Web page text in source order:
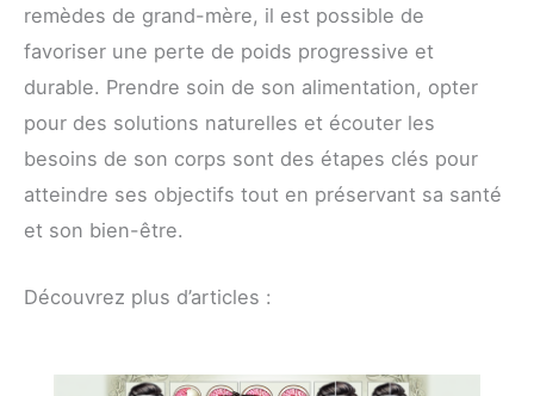
remèdes de grand-mère, il est possible de
favoriser une perte de poids progressive et
durable. Prendre soin de son alimentation, opter
pour des solutions naturelles et écouter les
besoins de son corps sont des étapes clés pour
atteindre ses objectifs tout en préservant sa santé
et son bien-être.
Découvrez plus d’articles :